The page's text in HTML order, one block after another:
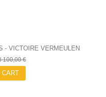
- VICTOIRE VERMEULEN
100,00 €
CART